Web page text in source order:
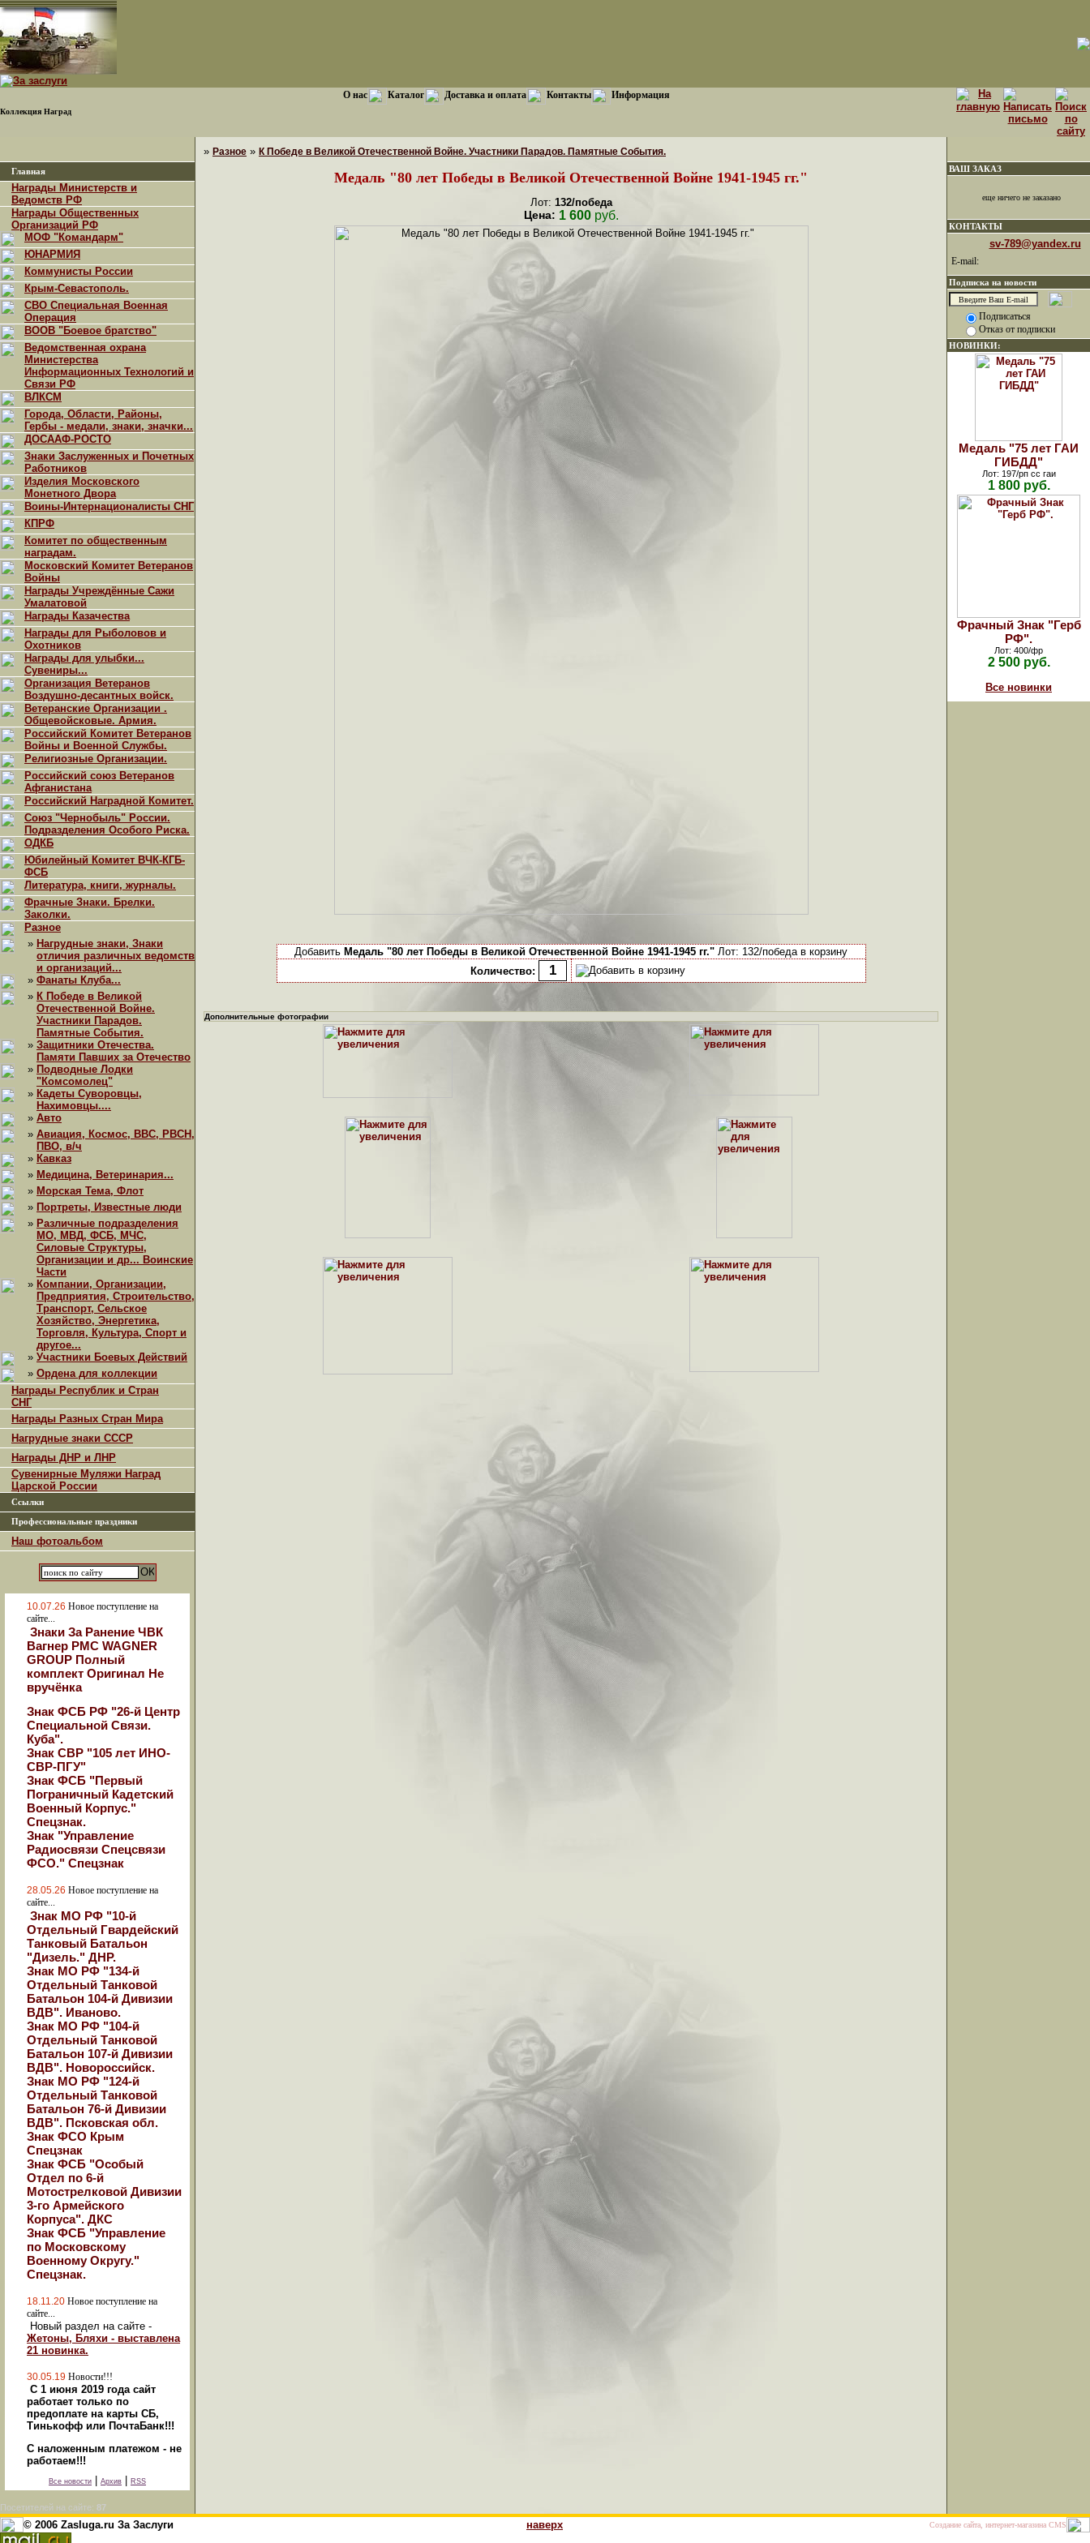
Коллекция Наград
О нас Каталог Доставка и оплата Контакты Информация
Главная
Награды Министерств и
Ведомств РФ
Награды Общественных
Организаций РФ
МОФ "Командарм"
ЮНАРМИЯ
Коммунисты России
Крым-Севастополь.
СВО Специальная Военная
Операция
ВООВ "Боевое братство"
Ведомственная охрана
Министерства
Информационных Технологий и
Связи РФ
ВЛКСМ
Города, Области, Районы,
Гербы - медали, знаки, значки...
ДОСААФ-РОСТО
Знаки Заслуженных и Почетных
Работников
Изделия Московского
Монетного Двора
Воины-Интернационалисты СНГ
КПРФ
Комитет по общественным
наградам.
Московский Комитет Ветеранов
Войны
Награды Учреждённые Сажи
Умалатовой
Награды Казачества
Награды для Рыболовов и
Охотников
Награды для улыбки...
Сувениры...
Организация Ветеранов
Воздушно-десантных войск.
Ветеранские Организации .
Общевойсковые. Армия.
Российский Комитет Ветеранов
Войны и Военной Службы.
Религиозные Организации.
Российский союз Ветеранов
Афганистана
Российский Наградной Комитет.
Союз "Чернобыль" России.
Подразделения Особого Риска.
ОДКБ
Юбилейный Комитет ВЧК-КГБ-
ФСБ
Литература, книги, журналы.
Фрачные Знаки. Брелки.
Заколки.
Разное
» Нагрудные знаки, Знаки
отличия различных ведомств
и организаций...
» Фанаты Клуба...
» К Победе в Великой
Отечественной Войне.
Участники Парадов.
Памятные События.
» Защитники Отечества.
Памяти Павших за Отечество
» Подводные Лодки
"Комсомолец"
» Кадеты Суворовцы,
Нахимовцы....
» Авто
» Авиация, Космос, ВВС, РВСН,
ПВО, в/ч
» Кавказ
» Медицина, Ветеринария...
» Морская Тема, Флот
» Портреты, Известные люди
» Различные подразделения
МО, МВД, ФСБ, МЧС,
Силовые Структуры,
Организации и др... Воинские
Части
» Компании, Организации,
Предприятия, Строительство,
Транспорт, Сельское
Хозяйство, Энергетика,
Торговля, Культура, Спорт и
другое...
» Участники Боевых Действий
» Ордена для коллекции
Награды Республик и Стран
СНГ
Награды Разных Стран Мира
Нагрудные знаки СССР
Награды ДНР и ЛНР
Сувенирные Муляжи Наград
Царской России
Ссылки
Профессиональные праздники
Наш фотоальбом
10.07.26 Новое поступление на
сайте...
Знаки За Ранение ЧВК
Вагнер РМС WAGNER
GROUP Полный
комплект Оригинал Не
вручёнка
Знак ФСБ РФ "26-й Центр
Специальной Связи.
Куба".
Знак СВР "105 лет ИНО-
СВР-ПГУ"
Знак ФСБ "Первый
Пограничный Кадетский
Военный Корпус."
Спецзнак.
Знак "Управление
Радиосвязи Спецсвязи
ФСО." Спецзнак
28.05.26 Новое поступление на
сайте...
Знак МО РФ "10-й
Отдельный Гвардейский
Танковый Батальон
"Дизель." ДНР.
Знак МО РФ "134-й
Отдельный Танковой
Батальон 104-й Дивизии
ВДВ". Иваново.
Знак МО РФ "104-й
Отдельный Танковой
Батальон 107-й Дивизии
ВДВ". Новороссийск.
Знак МО РФ "124-й
Отдельный Танковой
Батальон 76-й Дивизии
ВДВ". Псковская обл.
Знак ФСО Крым
Спецзнак
Знак ФСБ "Особый
Отдел по 6-й
Мотострелковой Дивизии
3-го Армейского
Корпуса". ДКС
Знак ФСБ "Управление
по Московскому
Военному Округу."
Спецзнак.
18.11.20 Новое поступление на
сайте...
Новый раздел на сайте -
Жетоны, Бляхи - выставлена
21 новинка.
30.05.19 Новости!!!
С 1 июня 2019 года сайт
работает только по
предоплате на карты СБ,
Тинькофф или ПочтаБанк!!!
С наложенным платежом - не
работаем!!!
Все новости Архив RSS
Посетителей на сайте: 87
» Разное » К Победе в Великой Отечественной Войне. Участники Парадов. Памятные События.
Медаль "80 лет Победы в Великой Отечественной Войне 1941-1945 гг."
Лот: 132/победа
Цена: 1 600руб.
Добавить Медаль "80 лет Победы в Великой Отечественной Войне 1941-1945 гг." Лот: 132/победа в корзину
Количество:
Дополнительные фотографии
ВАШ ЗАКАЗ
еще ничего не заказано
КОНТАКТЫ
sv-789@yandex.ru
E-mail:
Подписка на новости
Подписаться
Отказ от подписки
НОВИНКИ:
Медаль "75 лет ГАИ
ГИБДД"
Лот: 197/рп сс гаи
1 800 руб.
Фрачный Знак "Герб
РФ".
Лот: 400/фр
2 500 руб.
Все новинки
© 2006 Zasluga.ru За Заслуги наверх Cоздание сайта, интернет-магазина CMS